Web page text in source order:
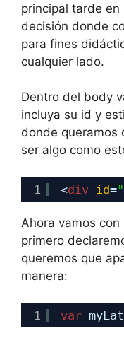
principal tarde
decisión donde
para fines
cualquier lado.
Dentro del body
incluya su id y
donde queramos
ser algo como
1 <div id=
Ahora vamos
primero
queremos que
manera:
1 var